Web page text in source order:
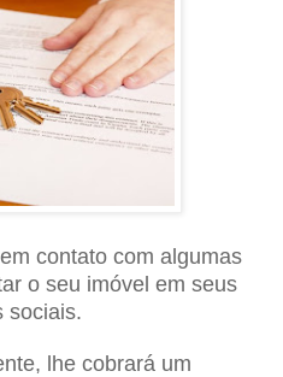
contato com algumas
o seu imóvel em seus
sociais.
lhe cobrará um